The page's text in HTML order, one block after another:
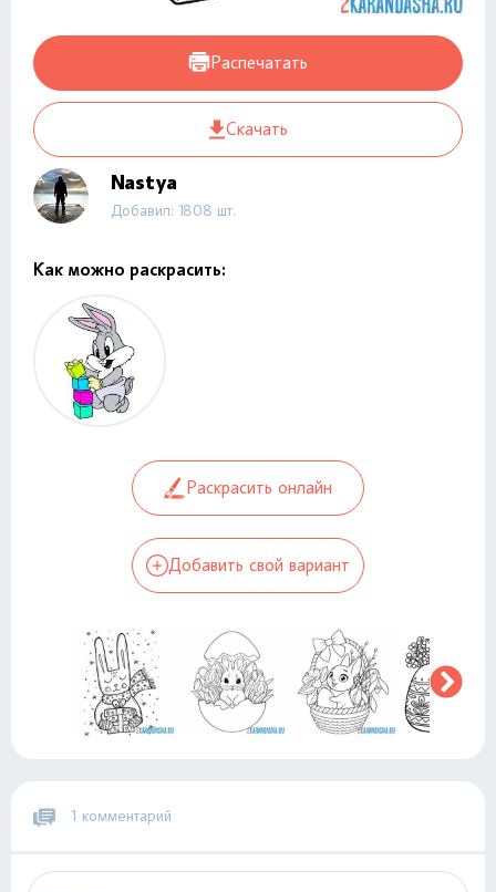
Распечатать
Скачать
Nastya
Добавил: 1808 шт.
Как можно раскрасить:
Раскрасить онлайн
Добавить свой вариант
1 комментарий